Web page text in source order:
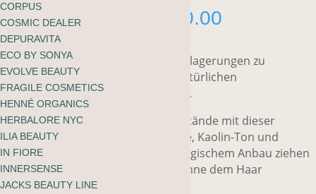
CHF12.00 40.00
CHF
Eine klärende Detox Maske, um Ablagerungen zu
entfernen oder um die Reise zu natürlichen
Haarpflegeprodukten zu beginnen.
Entferne Ablagerungen und Rückstände mit dieser
klärenden Detox-Maske. Aktivkohle, Kaolin-Ton und
weisser Essig aus kontrolliert biologischem Anbau ziehen
Mikropartikel an die Oberfläche, ohne dem Haar
natürliche Öle zu entziehen.
CORPUS
COSMIC DEALER
DEPURAVITA
ECO BY SONYA
EVOLVE BEAUTY
FRAGILE COSMETICS
HENNÉ ORGANICS
HERBALORE NYC
ILIA BEAUTY
IN FIORE
INNERSENSE
JACKS BEAUTY LINE